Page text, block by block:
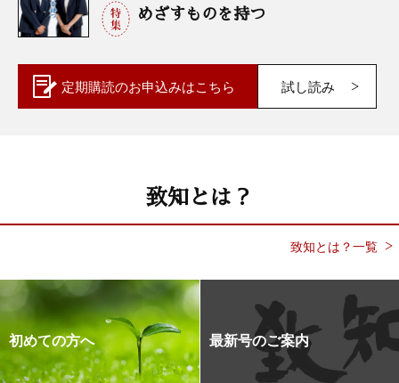
めざすものを持つ
定期購読のお申込みはこちら 試し読み
致知とは？
致知とは？一覧
初めての方へ 最新号のご案内